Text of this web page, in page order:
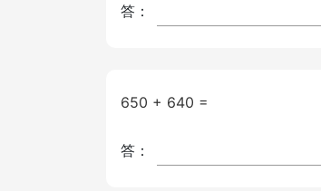
答：
650 + 640 =
答：